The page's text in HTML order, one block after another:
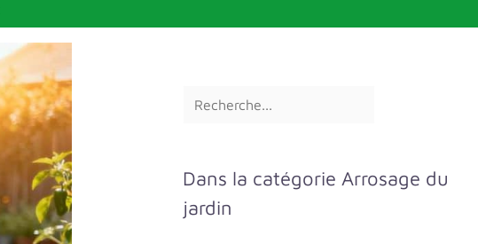
c
Dans la catégorie Arrosage du
jardin